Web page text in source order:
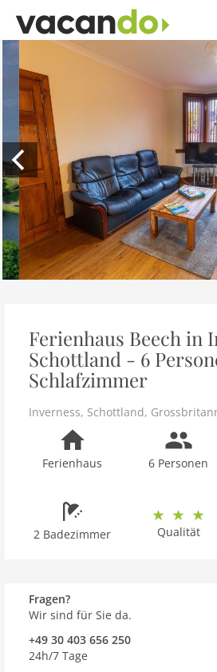
Ferienhaus Beech in
Schottland - 6
Schlafzimmer
Inverness, Schottland,
Ferienhaus 6 Personen
2 Badezimmer Qualität
Fragen?
Wir sind für Sie da.
+49 30 403 656 250
24h/7 Tage